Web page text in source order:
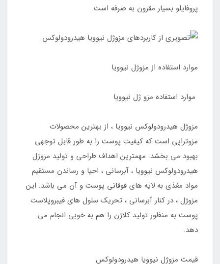
پروفایلو بسیار مقرون به صرفه است.
موارد استفاده از مزوژل نیوویا
موارد استفاده مزو ژل نیوویا
مزوژل هیدرودولوکس نیوویا ، از بهترین محصولات
مزوتراپی است که کیفیت پوست را به طور قابل توجهی
بهبود می بخشد. مهمترین اهداف طراحی و تولید مزوژل
هیدرودولوکس نیوویا ، آبرسانی ، احیا و رساندن مستقیم
مواد مغذی به لایه های فوقانی پوست و آن می باشد. این
مزوژل ، در کنار آبرسانی ، تحریک سلول های فیبروپلاست
پوست به منظور تولید کلاژن را هم به خوبی انجام می
دهد.
قیمت مزوژل نیوویا هیدرودولوکس